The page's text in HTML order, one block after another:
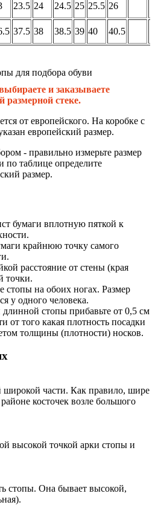
23.5 24 24.5 25 25.5 26
37.5 38 38.5 39 40 40.5
и заказываете
размерной стеке.
от европейского. На коробке с
европейский размер.
- правильно измерьте размер
по таблице определите
размер.
бумаги вплотную пяткой к
крайнюю точку самого
расстояние от стены (края
точки.
стопы на обоих ногах. Размер
у одного человека.
стопы прибавьте от 0,5 см
от того какая плотность посадки
толщины (плотности) носков.
широкой части. Как правило, шире
косточек возле большого
высокой точкой арки стопы и
стопы. Она бывает высокой,